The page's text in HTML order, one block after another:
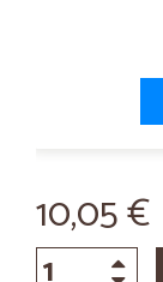
10,05 €